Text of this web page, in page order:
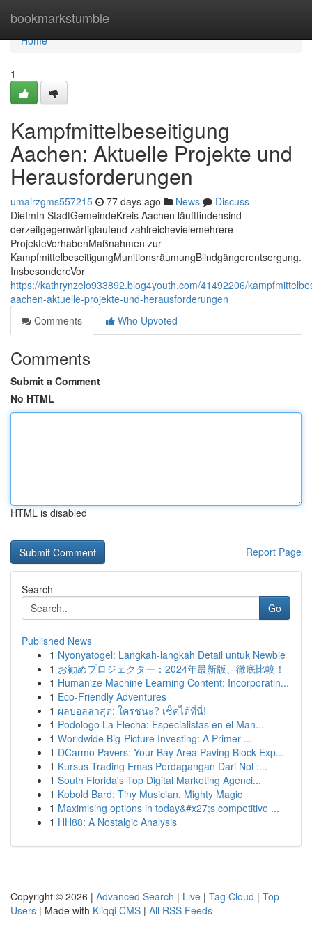
bookmarkstumble
Home
Home
1
Kampfmittelbeseitigung
Aachen: Aktuelle Projekte und
Herausforderungen
umairzgms557215 77 days ago News
Discuss
DieImIn StadtGemeindeKreis Aachen läuftfindensind
derzeitgegenwärtiglaufend zahlreichevielemehrere
ProjekteVorhabenMaßnahmen zur
KampfmittelbeseitigungMunitionsräumungBlindgängerentsorgung.
InsbesondereVor
https://kathrynzelo933892.blog4youth.com/41492206/
aachen-aktuelle-projekte-und-herausforderungen
Comments
Who Upvoted
Comments
Submit a Comment
No HTML
HTML is disabled
Report Page
Search
Go
Published News
1 Nyonyatogel: Langkah-langkah Detail untuk Newbie
1 お勧めプロジェクター：2024年最新版、徹底比較！
1 Humanize Machine Learning Content: Incorporatin...
1 Eco-Friendly Adventures
1 ผลบอลล่าสุด: ใครชนะ? เช็คได้ที่นี่!
1 Podologo La Flecha: Especialistas en el Man...
1 Worldwide Big-Picture Investing: A Primer ...
1 DCarmo Pavers: Your Bay Area Paving Block Exp...
1 Kursus Trading Emas Perdagangan Dari Nol :...
1 South Florida's Top Digital Marketing Agenci...
1 Kobold Bard: Tiny Musician, Mighty Magic
1 Maximising options in today&#x27;s competitive ...
1 HH88: A Nostalgic Analysis
Copyright © 2026 | Advanced Search | Live | Tag Cloud | Top
Users | Made with Kliqqi CMS | All RSS Feeds